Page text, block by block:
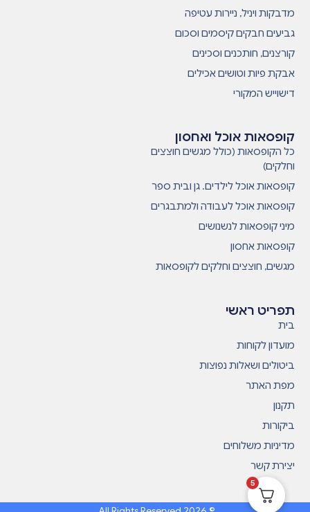
תפריט ראשי
בית
מועדון לקוחות
ביטולים ושאלות נפוצות
מפת האתר
תקנון
ביקורות
מדיניות משלוחים
יצירת קשר
קופסאות אוכל ואחסון
כל הקופסאות (כולל מגשים חוצצים
וחלקים)
קופסאות אוכל לילדים. גן ובית ספר
קופסאות אוכל לעבודה ולמתבגרים
מיני קופסאות לנשנושים
קופסאות אחסון
מגשים, חוצצים וחלקים לקופסאות
מדבקות ויניל, ניירות עטיפה
גביעים חבקים קיסמים וסכום
קורצנים, חותכנים וסכינים
אבקת פיות וטושים אכילים
דישוייש המקורי
5